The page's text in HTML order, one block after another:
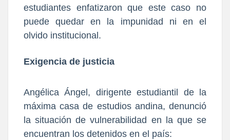
estudiantes enfatizaron que este caso no
puede quedar en la impunidad ni en el
olvido institucional.
Exigencia de justicia
Angélica Ángel, dirigente estudiantil de la
máxima casa de estudios andina, denunció
la situación de vulnerabilidad en la que se
encuentran los detenidos en el país: